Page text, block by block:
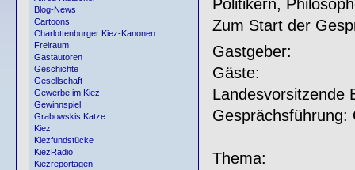
Blog-News
Cartoons
Charlottenburger Kiez-Kanonen
Freiraum
Gastautoren
Geschichte
Gesellschaft
Gewerbe im Kiez
Gewinnspiel
Grabowskis Katze
Kiez
Kiezfundstücke
KiezRadio
Kiezreportagen
Politikern,
Zum Start der
Gastgeber:
Gäste: Bettina
Landesvorsitzende
Thema: "Neue